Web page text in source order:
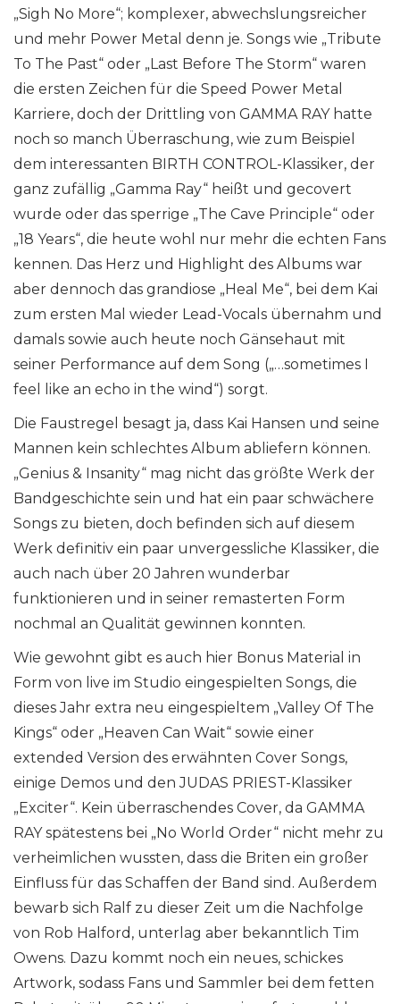
„Sigh No More“; komplexer, abwechslungsreicher
und mehr Power Metal denn je. Songs wie „Tribute
To The Past“ oder „Last Before The Storm“ waren
die ersten Zeichen für die Speed Power Metal
Karriere, doch der Drittling von GAMMA RAY hatte
noch so manch Überraschung, wie zum Beispiel
dem interessanten BIRTH CONTROL-Klassiker, der
ganz zufällig „Gamma Ray“ heißt und gecovert
wurde oder das sperrige „The Cave Principle“ oder
„18 Years“, die heute wohl nur mehr die echten Fans
kennen. Das Herz und Highlight des Albums war
aber dennoch das grandiose „Heal Me“, bei dem Kai
zum ersten Mal wieder Lead-Vocals übernahm und
damals sowie auch heute noch Gänsehaut mit
seiner Performance auf dem Song („…sometimes I
feel like an echo in the wind“) sorgt.
Die Faustregel besagt ja, dass Kai Hansen und seine
Mannen kein schlechtes Album abliefern können.
„Genius & Insanity“ mag nicht das größte Werk der
Bandgeschichte sein und hat ein paar schwächere
Songs zu bieten, doch befinden sich auf diesem
Werk definitiv ein paar unvergessliche Klassiker, die
auch nach über 20 Jahren wunderbar
funktionieren und in seiner remasterten Form
nochmal an Qualität gewinnen konnten.
Wie gewohnt gibt es auch hier Bonus Material in
Form von live im Studio eingespielten Songs, die
dieses Jahr extra neu eingespieltem „Valley Of The
Kings“ oder „Heaven Can Wait“ sowie einer
extended Version des erwähnten Cover Songs,
einige Demos und den JUDAS PRIEST-Klassiker
„Exciter“. Kein überraschendes Cover, da GAMMA
RAY spätestens bei „No World Order“ nicht mehr zu
verheimlichen wussten, dass die Briten ein großer
Einfluss für das Schaffen der Band sind. Außerdem
bewarb sich Ralf zu dieser Zeit um die Nachfolge
von Rob Halford, unterlag aber bekanntlich Tim
Owens. Dazu kommt noch ein neues, schickes
Artwork, sodass Fans und Sammler bei dem fetten